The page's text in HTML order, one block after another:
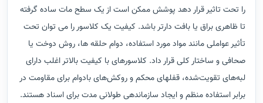
را تحت تاثیر قرار دهد پوشش ممکن است از یک سطح مات ساده گرفته
تا ظاهری براق یا بافت دارتر باشد. کیفیت یک کلاسور را می توان تحت
تأثیر عواملی مانند مواد مورد استفاده، دوام حلقه ها، روش دوخت یا
صحافی و ساختار کلی قرار داد. کلاسورهای با کیفیت بالاتر اغلب دارای
لبه‌های تقویت‌شده، قفلهای محکم و روکش‌های بادوام برای مقاومت در
برابر استفاده منظم و ایجاد سازماندهی طولانی مدت برای اسناد هستند.